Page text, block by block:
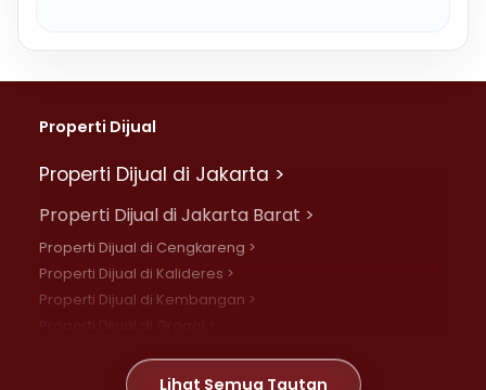
Properti Dijual
Properti Dijual di Jakarta >
Properti Dijual di Jakarta Barat >
Properti Dijual di Cengkareng >
Properti Dijual di Kalideres >
Properti Dijual di Kembangan >
Properti Dijual di Meruya >Lihat Semua Tautan